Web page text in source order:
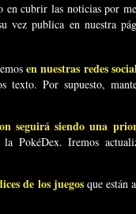
en cubrir las noticias por
vez publica en nuestra
en nuestras redes
Por supuesto,
seguirá siendo una
PokéDex. Iremos
de los juegosque están